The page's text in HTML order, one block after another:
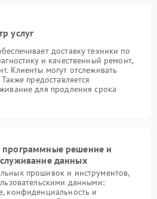
услуг
доставку техники по
и качественный ремонт,
Клиенты могут отслеживать
предоставляется
для продления срока
решение и
данных
прошивок и инструментов,
данными:
конфиденциальность и